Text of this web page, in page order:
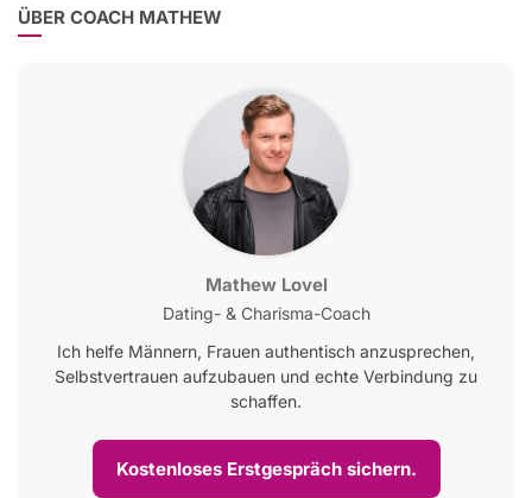
ÜBER COACH MATHEW
Mathew Lovel
Dating- & Charisma-Coach
Ich helfe Männern, Frauen authentisch anzusprechen,
Selbstvertrauen aufzubauen und echte Verbindung zu
schaffen.
Kostenloses Erstgespräch sichern.